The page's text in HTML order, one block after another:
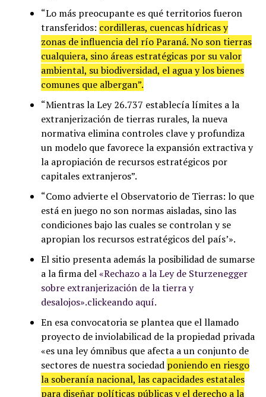
“Lo más preocupante es qué territorios fueron
transferidos: cordilleras, cuencas hídricas y
zonas de influencia del río Paraná. No son tierras
cualquiera, sino áreas estratégicas por su valor
ambiental, su biodiversidad, el agua y los bienes
comunes que albergan”.
“Mientras la Ley 26.737 establecía límites a la
extranjerización de tierras rurales, la nueva
normativa elimina controles clave y profundiza
un modelo que favorece la expansión extractiva y
la apropiación de recursos estratégicos por
capitales extranjeros”.
“Como advierte el Observatorio de Tierras: lo que
está en juego no son normas aisladas, sino las
condiciones bajo las cuales se controlan y se
apropian los recursos estratégicos del país’».
El sitio presenta además la posibilidad de sumarse
a la firma del«Rechazo a la Ley de Sturzenegger
sobre extranjerización de la tierra y
desalojos».clickeando aquí.
En esa convocatoria se plantea que el llamado
proyecto de inviolabilicad de la propiedad privada
«es una ley ómnibus que afecta a un conjunto de
sectores de nuestra sociedad poniendo en riesgo
la soberanía nacional, las capacidades estatales
para diseñar políticas públicas y el derecho a la